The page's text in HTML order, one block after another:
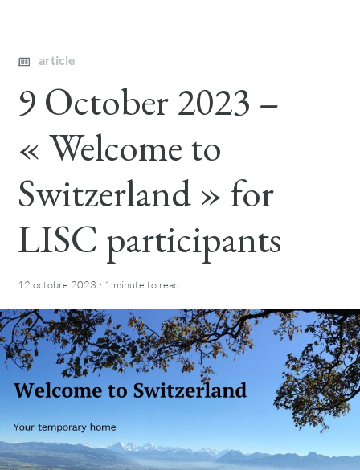
article
9 October 2023 –
« Welcome to
Switzerland » for
LISC participants
12 octobre 2023 · 1 minute to read